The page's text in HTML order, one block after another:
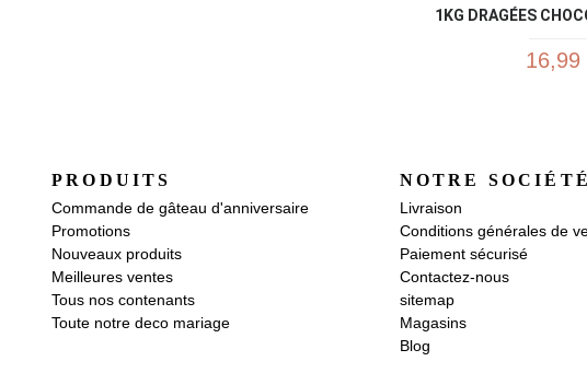
1KG DRAGÉES
16,99
PRODUITS
Commande de gâteau d'anniversaire
Promotions
Nouveaux produits
Meilleures ventes
Tous nos contenants
Toute notre deco mariage
NOTRE SOCIÉTÉ
Livraison
Conditions générales de
Paiement sécurisé
Contactez-nous
sitemap
Magasins
Blog